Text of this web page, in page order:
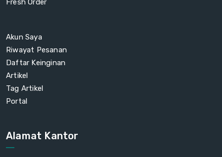
Fresh Order
Akun Saya
Riwayat Pesanan
Daftar Keinginan
Artikel
Tag Artikel
Portal
Alamat Kantor